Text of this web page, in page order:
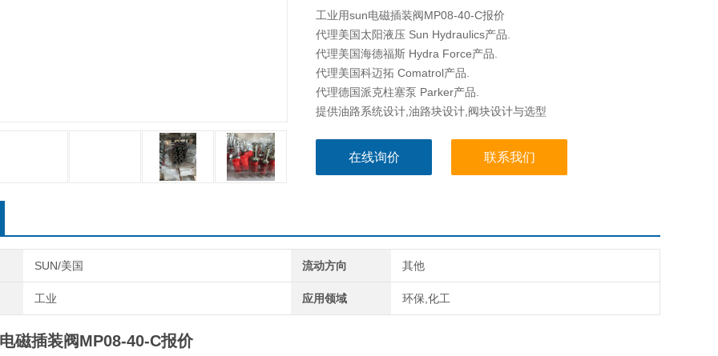
工业用sun电磁插装阀MP08-40-C报价
代理美国太阳液压 Sun Hydraulics产品.
代理美国海德福斯 Hydra Force产品.
代理美国科迈拓 Comatrol产品.
代理德国派克柱塞泵 Parker产品.
提供油路系统设计,油路块设计,阀块设计与选型
在线询价 联系我们
SUN/美国 流动方向 其他
工业 应用领域 环保,化工
磁插装阀MP08-40-C报价